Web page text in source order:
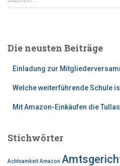
u
n
Die neusten Beiträge
Einladung zur
Welche weiterführende Schule
Mit Amazon-Einkäufen die
Stichwörter
Achtsamkeit Amazon